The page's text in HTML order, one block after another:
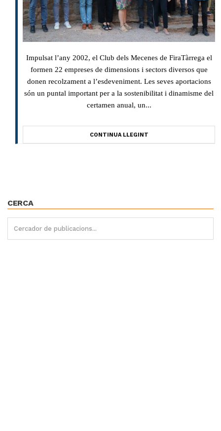
Impulsat l’any 2002, el Club dels Mecenes de FiraTàrrega el
formen 22 empreses de dimensions i sectors diversos que
donen recolzament a l’esdeveniment. Les seves aportacions
són un puntal important per a la sostenibilitat i dinamisme del
certamen anual, un...
CONTINUA LLEGINT
CERCA